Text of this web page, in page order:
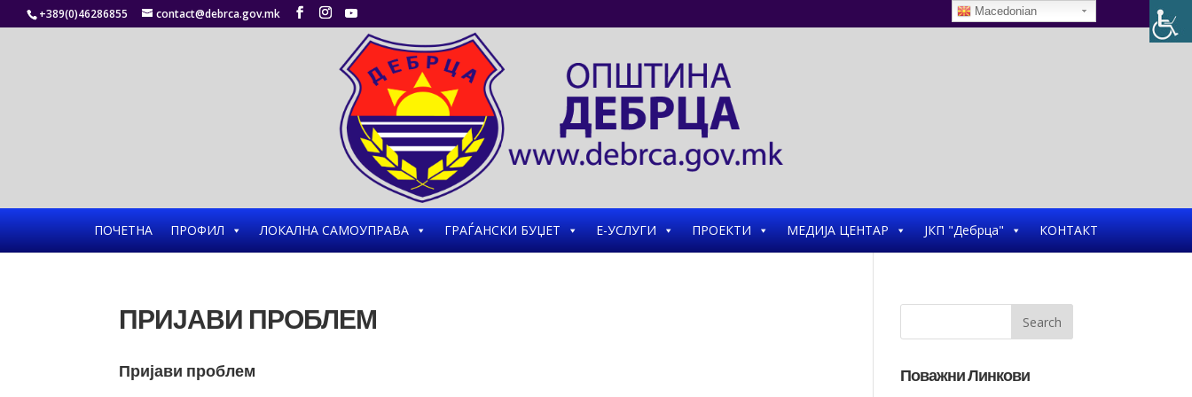
+389(0)46286855 contact@debrca.gov.mk
ПОЧЕТНА ПРОФИЛ ЛОКАЛНА САМОУПРАВА ГРАЃАНСКИ БУЏЕТ Е-УСЛУГИ ПРОЕКТИ МЕДИЈА ЦЕНТАР ЈКП "Дебрца" КОНТАКТ
ПРИЈАВИ ПРОБЛЕМ
Пријави проблем Поважни Линкови
Macedonian